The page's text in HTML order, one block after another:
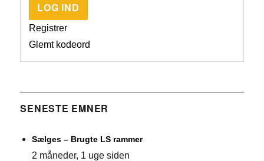
LOG IND
Registrer
Glemt kodeord
SENESTE EMNER
Sælges – Brugte LS rammer
2 måneder, 1 uge siden